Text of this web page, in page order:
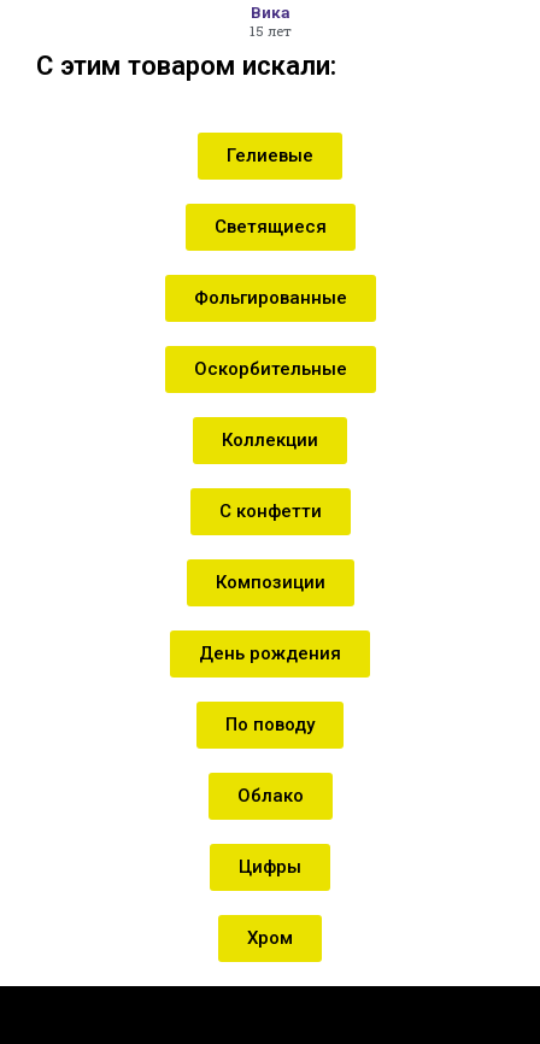
Вика
15 лет
С этим товаром искали:
Гелиевые
Светящиеся
Фольгированные
Оскорбительные
Коллекции
С конфетти
Композиции
День рождения
По поводу
Облако
Цифры
Хром